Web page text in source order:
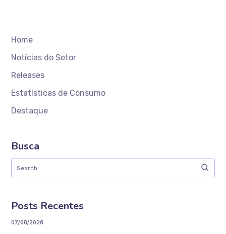
Home
Notícias do Setor
Releases
Estatísticas de Consumo
Destaque
Busca
Posts Recentes
07/08/2026